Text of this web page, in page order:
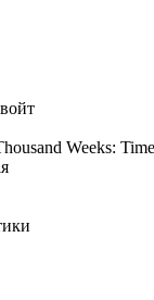
Weeks: